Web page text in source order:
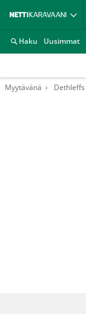
Haku Uusimmat
Myytävänä Dethleffs